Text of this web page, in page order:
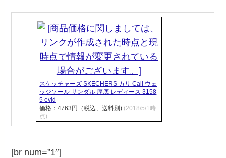
スケッチャーズ SKECHERS カリ Cali ウェ
ッジソール サンダル 厚底 レディース 3158
5 evid
価格：4763円（税込、送料別) (2018/5/1時
点)
[br num=”1″]